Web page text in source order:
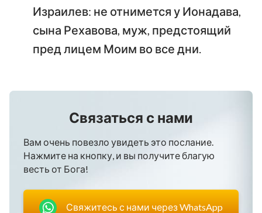
Израилев: не отнимется у Ионадава,
сына Рехавова, муж, предстоящий
пред лицем Моим во все дни.
Связаться с нами
Вам очень повезло увидеть это послание.
Нажмите на кнопку, и вы получите благую
весть от Бога!
Свяжитесь с нами через WhatsApp